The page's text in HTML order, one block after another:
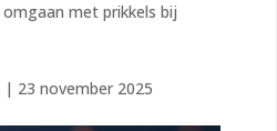
met prikkels bij
| 23 november 2025